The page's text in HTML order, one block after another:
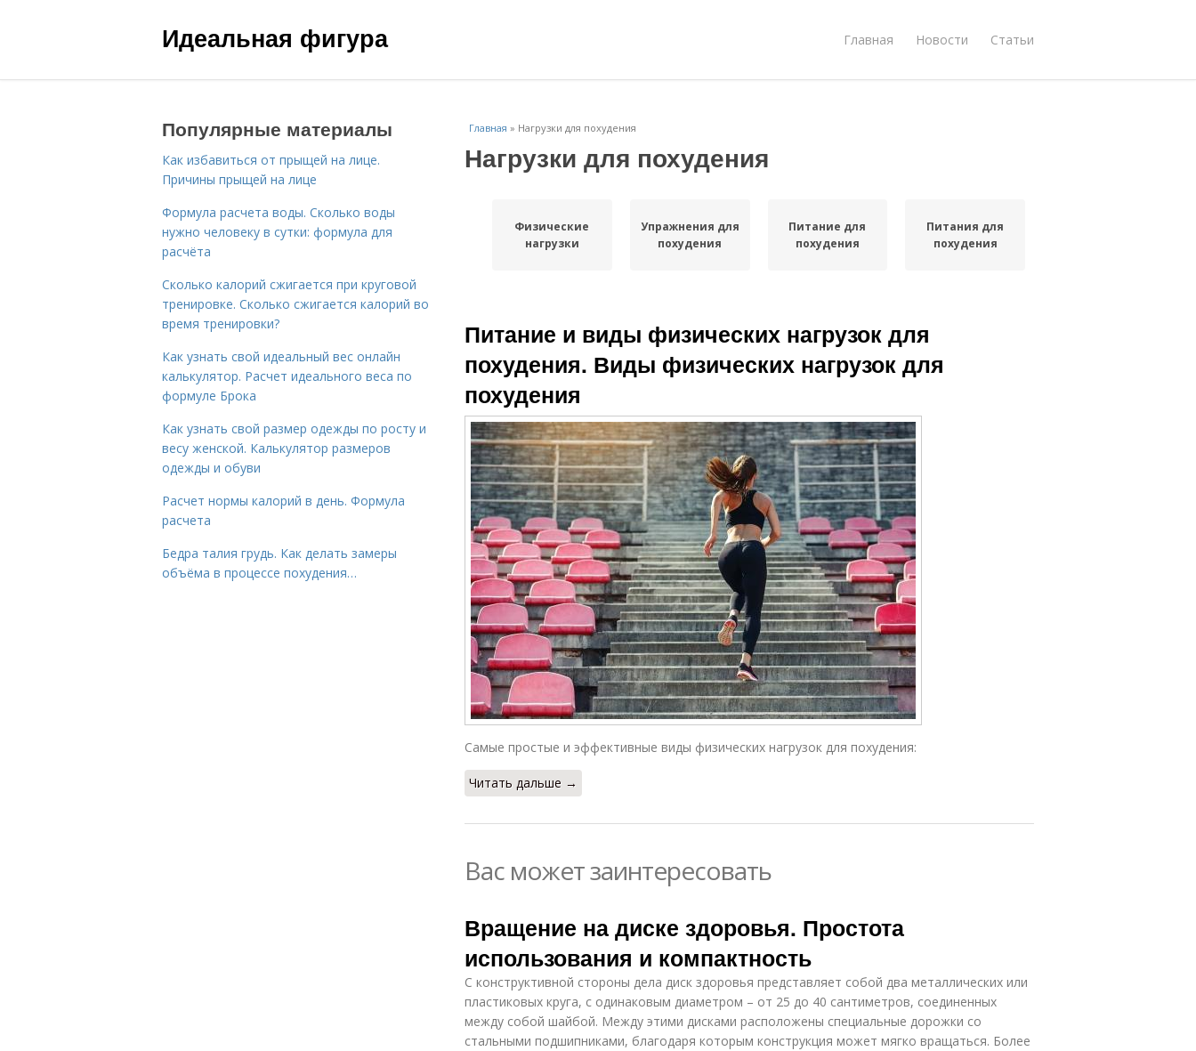
Идеальная фигура Главная Новости Статьи
Главная » Нагрузки для похудения
Нагрузки для похудения
Физические
нагрузки
Упражнения для
похудения
Питание для
похудения
Питания для
похудения
Питание и виды физических нагрузок для
похудения. Виды физических нагрузок для
похудения
Самые простые и эффективные виды физических нагрузок для похудения:
Читать дальше →
Вас может заинтересовать
Вращение на диске здоровья. Простота
использования и компактность
С конструктивной стороны дела диск здоровья представляет собой два металлических или
пластиковых круга, с одинаковым диаметром – от 25 до 40 сантиметров, соединенных
между собой шайбой. Между этими дисками расположены специальные дорожки со
стальными подшипниками, благодаря которым конструкция может мягко вращаться. Более
Популярные материалы
Как избавиться от прыщей на лице.
Причины прыщей на лице
Формула расчета воды. Сколько воды
нужно человеку в сутки: формула для
расчёта
Сколько калорий сжигается при круговой
тренировке. Сколько сжигается калорий во
время тренировки?
Как узнать свой идеальный вес онлайн
калькулятор. Расчет идеального веса по
формуле Брока
Как узнать свой размер одежды по росту и
весу женской. Калькулятор размеров
одежды и обуви
Расчет нормы калорий в день. Формула
расчета
Бедра талия грудь. Как делать замеры
объёма в процессе похудения…